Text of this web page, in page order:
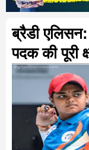
ब्रैडी
पदक की पूरी